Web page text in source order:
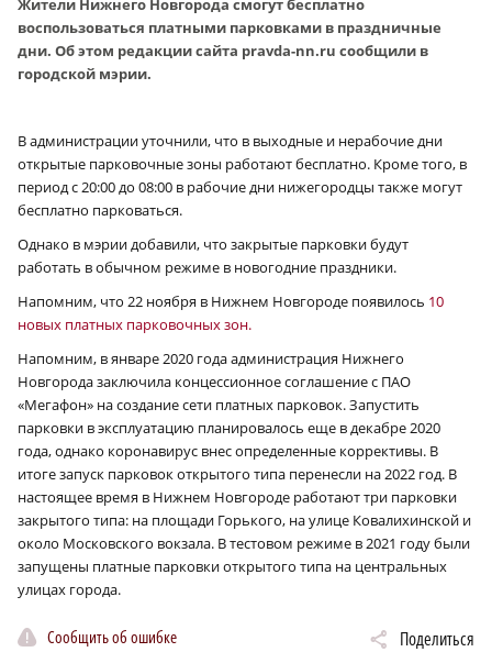
Жители Нижнего Новгорода смогут бесплатно
воспользоваться платными парковками в праздничные
дни. Об этом редакции сайта pravda-nn.ru сообщили в
городской мэрии.
В администрации уточнили, что в выходные и нерабочие дни
открытые парковочные зоны работают бесплатно. Кроме того, в
период с 20:00 до 08:00 в рабочие дни нижегородцы также могут
бесплатно парковаться.
Однако в мэрии добавили, что закрытые парковки будут
работать в обычном режиме в новогодние праздники.
Напомним, что 22 ноября в Нижнем Новгороде появилось 10
новых платных парковочных зон.
Напомним, в январе 2020 года администрация Нижнего
Новгорода заключила концессионное соглашение с ПАО
«Мегафон» на создание сети платных парковок. Запустить
парковки в эксплуатацию планировалось еще в декабре 2020
года, однако коронавирус внес определенные коррективы. В
итоге запуск парковок открытого типа перенесли на 2022 год. В
настоящее время в Нижнем Новгороде работают три парковки
закрытого типа: на площади Горького, на улице Ковалихинской и
около Московского вокзала. В тестовом режиме в 2021 году были
запущены платные парковки открытого типа на центральных
улицах города.
Сообщить об ошибке Поделиться